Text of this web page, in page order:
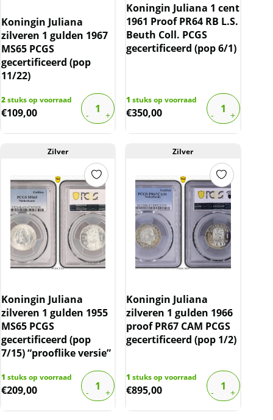
Koningin Juliana
zilveren 1 gulden 1967
MS65 PCGS
gecertificeerd (pop
11/22)
2stuks op voorraad
€109,00
Koningin Juliana 1 cent
1961 Proof PR64 RB L.S.
Beuth Coll. PCGS
gecertificeerd (pop 6/1)
1 stuks op voorraad
€350,00
Zilver
Koningin Juliana
zilveren 1 gulden 1955
MS65 PCGS
gecertificeerd (pop
7/15) “prooflike versie”
1 stuks op voorraad
€209,00
Zilver
Koningin Juliana
zilveren 1 gulden 1966
proof PR67 CAM PCGS
gecertificeerd (pop 1/2)
1 stuks op voorraad
€895,00